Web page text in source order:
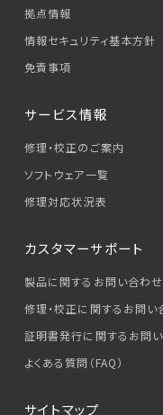
拠点情報
情報セキュリティ基本方針
免責事項
サービス情報
修理・校正のご案内
ソフトウェア一覧
修理対応状況表
カスタマーサポート
製品に関するお問い合わせ
修理・校正に関するお問い
証明書発行に関するお問
よくある質問（FAQ）
サイトマップ